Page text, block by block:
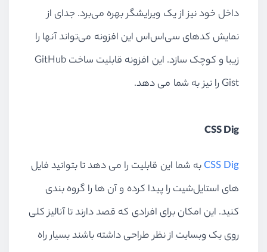
داخل خود نیز از یک ویرایشگر بهره می‌برد. جدای از
نمایش کدهای سی‌اس‌اس این افزونه می‌تواند آنها را
زیبا و کوچک سازد. این افزونه قابلیت ساخت GitHub
Gist را نیز به شما می دهد.
CSS Dig
CSS Digبه شما این قابلیت را می دهد تا بتوانید فایل
های استایل‌شیت را پیدا کرده و آن ها را گروه بندی
کنید. این امکان برای افرادی که قصد دارند تا آنالیز کلی
روی یک وبسایت از نظر طراحی داشته باشند بسیار راه